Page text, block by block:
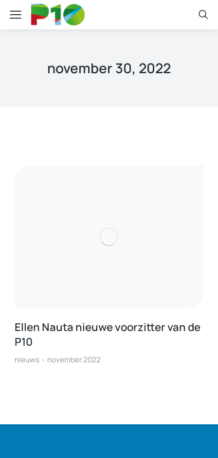
november 30, 2022
Ellen Nauta nieuwe voorzitter van de
P10
nieuws november 2022